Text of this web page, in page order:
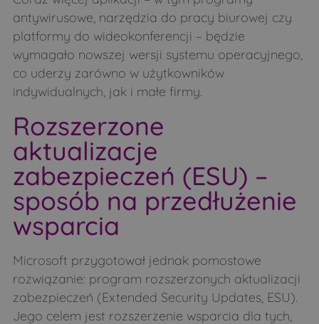
antywirusowe, narzędzia do pracy biurowej czy
platformy do wideokonferencji – będzie
wymagało nowszej wersji systemu operacyjnego,
co uderzy zarówno w użytkowników
indywidualnych, jak i małe firmy.
Rozszerzone
aktualizacje
zabezpieczeń (ESU) –
sposób na przedłużenie
wsparcia
Microsoft przygotował jednak pomostowe
rozwiązanie: program rozszerzonych aktualizacji
zabezpieczeń (Extended Security Updates, ESU).
Jego celem jest rozszerzenie wsparcia dla tych,